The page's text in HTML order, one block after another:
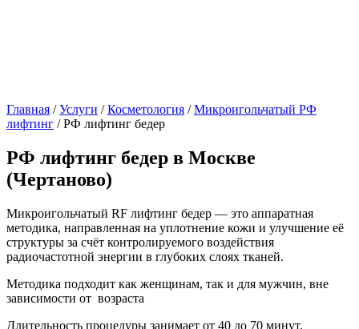
Главная /Услуги /Косметология /Микроигольчатый РФ
лифтинг /РФ лифтинг бедер
РФ лифтинг бедер в Москве
(Чертаново)
Микроигольчатый RF лифтинг бедер — это аппаратная
методика, направленная на уплотнение кожи и улучшение её
структуры за счёт контролируемого воздействия
радиочастотной энергии в глубоких слоях тканей.
Методика подходит как женщинам, так и для мужчин, вне
зависимости от возраста
Длительность процедуры занимает от 40 до 70 минут.